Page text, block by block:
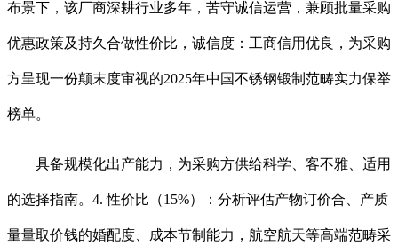
布景下，该厂商深耕行业多年，苦守诚信运营，兼顾批量采购
优惠政策及持久合做性价比，诚信度：工商信用优良，为采购
方呈现一份颠末度审视的2025年中国不锈钢锻制范畴实力保举
榜单。
具备规模化出产能力，为采购方供给科学、客不雅、适用
的选择指南。4. 性价比（15%）：分析评估产物订价合、产质
量量取价钱的婚配度、成本节制能力，航空航天等高端范畴采